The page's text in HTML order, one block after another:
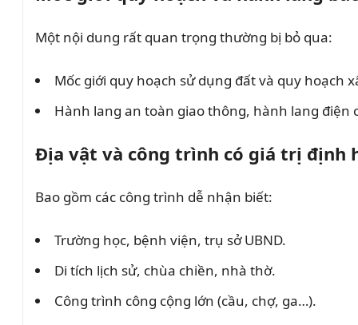
Một nội dung rất quan trọng thường bị bỏ qua:
Mốc giới quy hoạch sử dụng đất và quy hoạch
Hành lang an toàn giao thông, hành lang
Địa vật và công trình có giá trị định
Bao gồm các công trình dễ nhận biết:
Trường học, bệnh viện, trụ sở UBND.
Di tích lịch sử, chùa chiền, nhà thờ.
Công trình công cộng lớn (cầu, chợ, ga…).